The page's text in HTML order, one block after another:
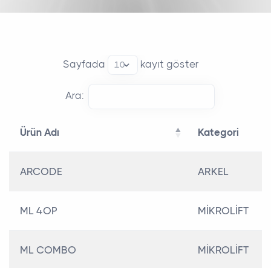
Sayfada kayıt göster
Ara:
Ürün Adı Kategori
ARCODE
ARKEL
ML 4OP MİKROLİFT
ML COMBO MİKROLİFT